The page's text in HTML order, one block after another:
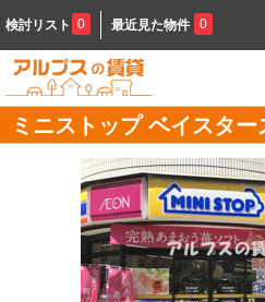
検討リスト 0 最近見た物件 0
ミニストップ ベイスター